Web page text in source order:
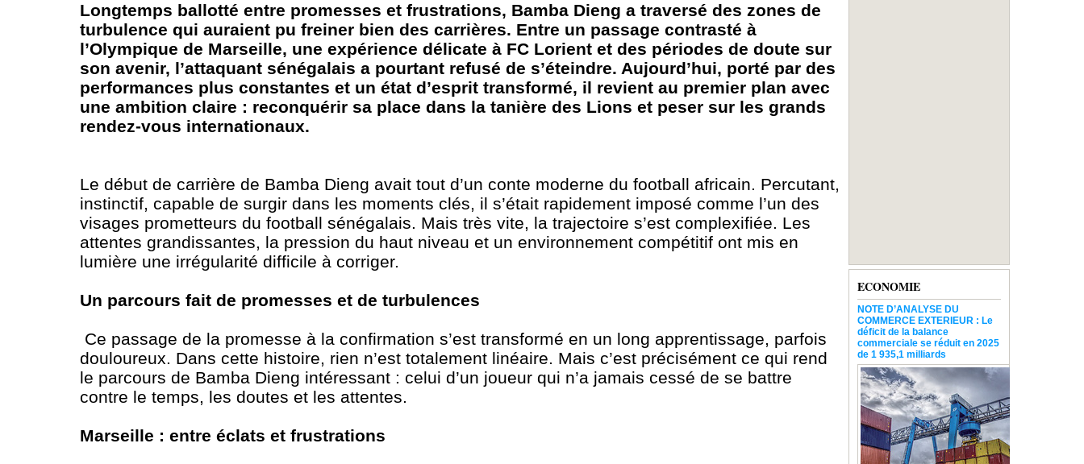
Longtemps ballotté entre promesses et frustrations, Bamba Dieng a traversé des zones de
turbulence qui auraient pu freiner bien des carrières. Entre un passage contrasté à
l’Olympique de Marseille, une expérience délicate à FC Lorient et des périodes de doute sur
son avenir, l’attaquant sénégalais a pourtant refusé de s’éteindre. Aujourd’hui, porté par des
performances plus constantes et un état d’esprit transformé, il revient au premier plan avec
une ambition claire : reconquérir sa place dans la tanière des Lions et peser sur les grands
rendez-vous internationaux.
Le début de carrière de Bamba Dieng avait tout d’un conte moderne du football africain. Percutant,
instinctif, capable de surgir dans les moments clés, il s’était rapidement imposé comme l’un des
visages prometteurs du football sénégalais. Mais très vite, la trajectoire s’est complexifiée. Les
attentes grandissantes, la pression du haut niveau et un environnement compétitif ont mis en
lumière une irrégularité difficile à corriger.
Un parcours fait de promesses et de turbulences
Ce passage de la promesse à la confirmation s’est transformé en un long apprentissage, parfois
douloureux. Dans cette histoire, rien n’est totalement linéaire. Mais c’est précisément ce qui rend
le parcours de Bamba Dieng intéressant : celui d’un joueur qui n’a jamais cessé de se battre
contre le temps, les doutes et les attentes.
Marseille : entre éclats et frustrations
ECONOMIE
NOTE D’ANALYSE DU
COMMERCE EXTERIEUR : Le
déficit de la balance
commerciale se réduit en 2025
de 1 935,1 milliards